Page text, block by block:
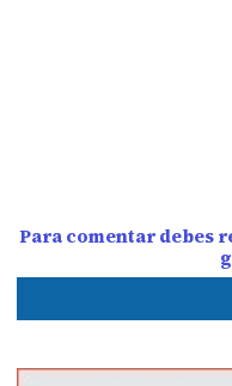
Para comentar debes